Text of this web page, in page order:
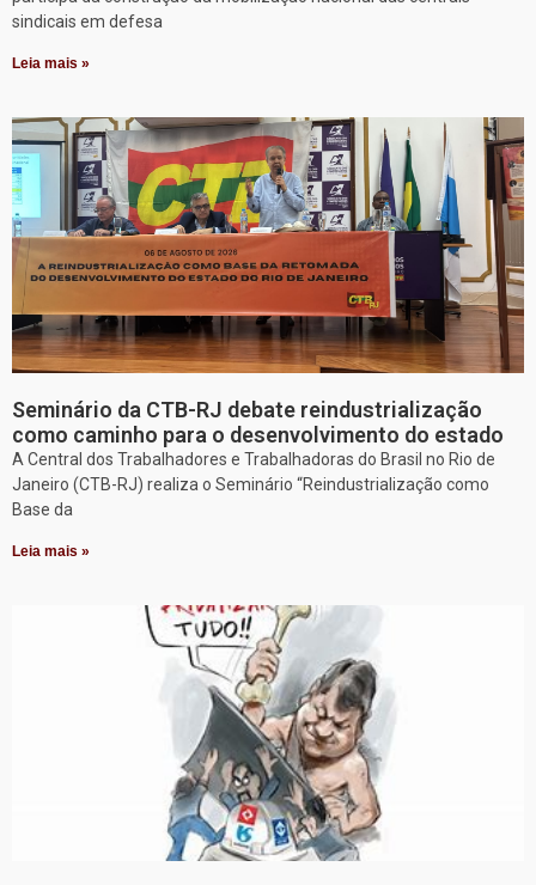
sindicais em defesa
Leia mais »
Seminário da CTB-RJ debate reindustrialização
como caminho para o desenvolvimento do estado
A Central dos Trabalhadores e Trabalhadoras do Brasil no Rio de
Janeiro (CTB-RJ) realiza o Seminário “Reindustrialização como
Base da
Leia mais »